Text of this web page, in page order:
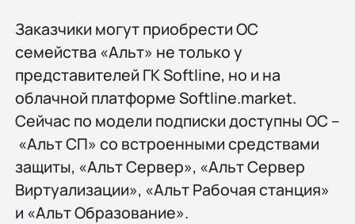
Заказчики могут приобрести ОС
семейства «Альт» не только у
представителей ГК Softline, но и на
облачной платформе Softline.market.
Сейчас по модели подписки доступны ОС –
«Альт СП» со встроенными средствами
защиты, «Альт Сервер», «Альт Сервер
Виртуализации», «Альт Рабочая станция»
и «Альт Образование».